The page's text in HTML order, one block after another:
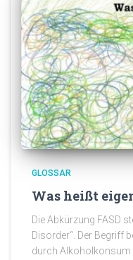
GLOSSAR
Was heißt
Die Abkürzung FASD
Disorder“. Der Begriff
durch Alkoholkonsum